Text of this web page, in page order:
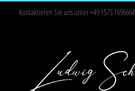
Kontaktieren Sie uns unter +49 1573 1696664